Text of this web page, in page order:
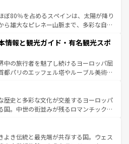
の美しい田園風景やアマルフィ海岸の絶
も見逃せない。観光の合間には、本場の
、絶品のイタリア料理を堪能することも
リアで、忘れられない旅をしてみよう！
ア情報は
ぼ80％を占めるスペインは、太陽が降り
ら雄大なピレネー山脈まで、多彩な自然
国では、情熱的なフラメンコ、熱気あふ
美味しいタパスが生活の一部となってい
ドの洗練された雰囲気や、バルセロナの
角から、地方では古代ローマ遺跡や中世
て風土や気候が異なるスペインはその個
性で訪れる人を魅了する。 なお、新着のスペイン情報は コ
照してほしい。
情報と観光ガイド・有名観光スポ
中の旅行者を魅了し続けるヨーロッパ屈
都パリのエッフェル塔やルーブル美術館
詰まっている。華麗な宮殿、歴史的な大
チ、そして豊かな自然が、訪れる者を心
た、フランスは美食の国としても知ら
の発祥地であるランス、プロヴァンスの
ー畑など、多彩な楽しみ方が可能だ。さ
歴史と多彩な文化が交差するヨーロッパ
国。中世の街並みが残るロマンチック街
、どこを歩いても飽きることがない。ベ
気、バイエルン州のアルプスの絶景、そ
よき伝統と最先端が共存する国。ウェス